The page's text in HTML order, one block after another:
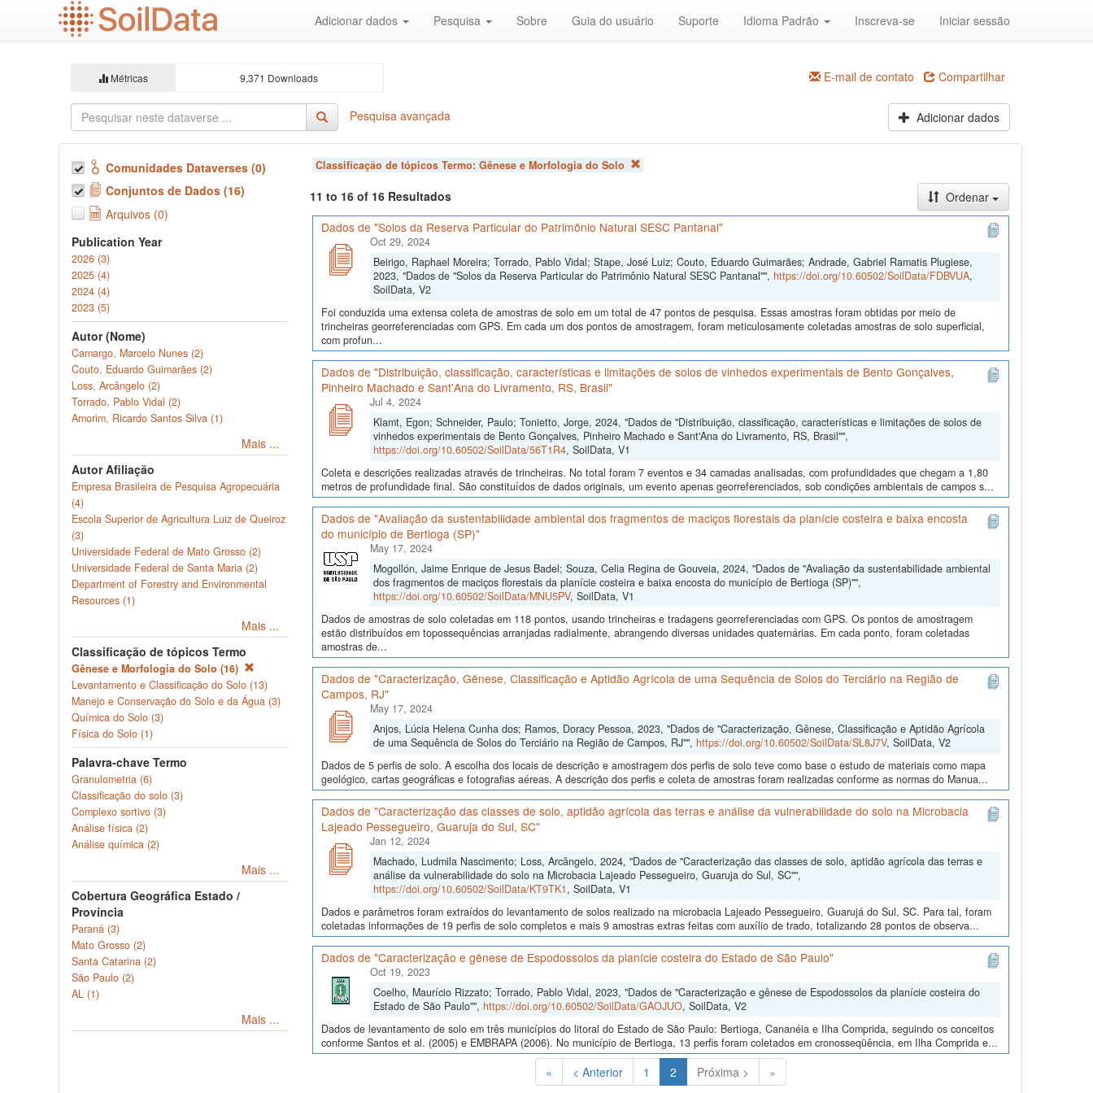
Adicionar dados Pesquisa Sobre Guia do usuário Suporte Idioma Padrão Inscreva-se Iniciar sessão
Métricas 9,371 Downloads E-mail de contato Compartilhar
Pesquisa avançada Adicionar dados
Comunidades Dataverses (0)
Conjuntos de Dados (16)
Arquivos (0)
Publication Year
2026 (3)
2025 (4)
2024 (4)
2023 (5)
Autor (Nome)
Camargo, Marcelo Nunes (2)
Couto, Eduardo Guimarães (2)
Loss, Arcângelo (2)
Torrado, Pablo Vidal (2)
Amorim, Ricardo Santos Silva (1)
Mais ...
Autor Afiliação
Empresa Brasileira de Pesquisa Agropecuária
(4)
Escola Superior de Agricultura Luiz de Queiroz
(3)
Universidade Federal de Mato Grosso (2)
Universidade Federal de Santa Maria (2)
Department of Forestry and Environmental
Resources (1)
Mais ...
Classificação de tópicos Termo
Gênese e Morfologia do Solo (16)
Levantamento e Classificação do Solo (13)
Manejo e Conservação do Solo e da Água (3)
Química do Solo (3)
Física do Solo (1)
Palavra-chave Termo
Granulometria (6)
Classificação do solo (3)
Complexo sortivo (3)
Análise física (2)
Análise química (2)
Mais ...
Cobertura Geográfica Estado /
Província
Paraná (3)
Mato Grosso (2)
Santa Catarina (2)
São Paulo (2)
AL (1)
Mais ...
Classificação de tópicos Termo: Gênese e Morfologia do Solo
11 to 16 of 16 Resultados
Ordenar
Dados de "Solos da Reserva Particular do Patrimônio Natural SESC Pantanal"
Oct 29, 2024
Beirigo, Raphael Moreira; Torrado, Pablo Vidal; Stape, José Luiz; Couto, Eduardo Guimarães; Andrade, Gabriel Ramatis Plugiese,
2023, "Dados de "Solos da Reserva Particular do Patrimônio Natural SESC Pantanal"", https://doi.org/10.60502/SoilData/FDBVUA,
SoilData, V2
Foi conduzida uma extensa coleta de amostras de solo em um total de 47 pontos de pesquisa. Essas amostras foram obtidas por meio de
trincheiras georreferenciadas com GPS. Em cada um dos pontos de amostragem, foram meticulosamente coletadas amostras de solo superficial,
com profun...
Dados de "Distribuição, classificação, características e limitações de solos de vinhedos experimentais de Bento Gonçalves,
Pinheiro Machado e Sant'Ana do Livramento, RS, Brasil"
Jul 4, 2024
Klamt, Egon; Schneider, Paulo; Tonietto, Jorge, 2024, "Dados de "Distribuição, classificação, características e limitações de solos de
vinhedos experimentais de Bento Gonçalves, Pinheiro Machado e Sant'Ana do Livramento, RS, Brasil"",
https://doi.org/10.60502/SoilData/56T1R4, SoilData, V1
Coleta e descrições realizadas através de trincheiras. No total foram 7 eventos e 34 camadas analisadas, com profundidades que chegam a 1,80
metros de profundidade final. São constituídos de dados originais, um evento apenas georreferenciados, sob condições ambientais de campos s...
Dados de "Avaliação da sustentabilidade ambiental dos fragmentos de maciços florestais da planície costeira e baixa encosta
do município de Bertioga (SP)"
May 17, 2024
Mogollón, Jaime Enrique de Jesus Badel; Souza, Celia Regina de Gouveia, 2024, "Dados de "Avaliação da sustentabilidade ambiental
dos fragmentos de maciços florestais da planície costeira e baixa encosta do município de Bertioga (SP)"",
https://doi.org/10.60502/SoilData/MNU5PV, SoilData, V1
Dados de amostras de solo coletadas em 118 pontos, usando trincheiras e tradagens georreferenciadas com GPS. Os pontos de amostragem
estão distribuídos em topossequências arranjadas radialmente, abrangendo diversas unidades quaternárias. Em cada ponto, foram coletadas
amostras de...
Dados de "Caracterização, Gênese, Classificação e Aptidão Agrícola de uma Sequência de Solos do Terciário na Região de
Campos, RJ"
May 17, 2024
Anjos, Lúcia Helena Cunha dos; Ramos, Doracy Pessoa, 2023, "Dados de "Caracterização, Gênese, Classificação e Aptidão Agrícola
de uma Sequência de Solos do Terciário na Região de Campos, RJ"", https://doi.org/10.60502/SoilData/SL8J7V, SoilData, V2
Dados de 5 perfis de solo. A escolha dos locais de descrição e amostragem dos perfis de solo teve como base o estudo de materiais como mapa
geológico, cartas geográficas e fotografias aéreas. A descrição dos perfis e coleta de amostras foram realizadas conforme as normas do Manua...
Dados de "Caracterização das classes de solo, aptidão agrícola das terras e análise da vulnerabilidade do solo na Microbacia
Lajeado Pessegueiro, Guaruja do Sul, SC"
Jan 12, 2024
Machado, Ludmila Nascimento; Loss, Arcângelo, 2024, "Dados de "Caracterização das classes de solo, aptidão agrícola das terras e
análise da vulnerabilidade do solo na Microbacia Lajeado Pessegueiro, Guaruja do Sul, SC"",
https://doi.org/10.60502/SoilData/KT9TK1, SoilData, V1
Dados e parâmetros foram extraídos do levantamento de solos realizado na microbacia Lajeado Pessegueiro, Guarujá do Sul, SC. Para tal, foram
coletadas informações de 19 perfis de solo completos e mais 9 amostras extras feitas com auxílio de trado, totalizando 28 pontos de observa...
Dados de "Caracterização e gênese de Espodossolos da planície costeira do Estado de São Paulo"
Oct 19, 2023
Coelho, Maurício Rizzato; Torrado, Pablo Vidal, 2023, "Dados de "Caracterização e gênese de Espodossolos da planície costeira do
Estado de São Paulo"", https://doi.org/10.60502/SoilData/GAOJUO, SoilData, V2
Dados de levantamento de solo em três municípios do litoral do Estado de São Paulo: Bertioga, Cananéia e Ilha Comprida, seguindo os conceitos
conforme Santos et al. (2005) e EMBRAPA (2006). No município de Bertioga, 13 perfis foram coletados em cronosseqüência, em Ilha Comprida e...
« < Anterior 1 2(Atual)Próxima > »